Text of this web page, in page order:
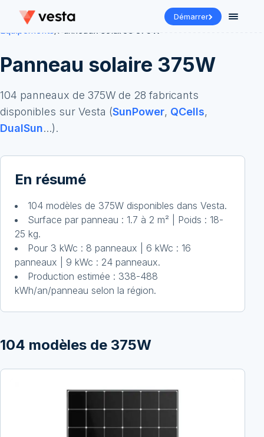
Démarrer
Équipements/Panneaux solaires 375 W
Panneau solaire 375W
104 panneaux de 375W de 28 fabricants
disponibles sur Vesta (SunPower, QCells,
DualSun...).
En résumé
104 modèles de 375W disponibles dans Vesta.
Surface par panneau : 1.7 à 2 m² | Poids : 18-
25 kg.
Pour 3 kWc : 8 panneaux | 6 kWc : 16
panneaux | 9 kWc : 24 panneaux.
Production estimée : 338-488
kWh/an/panneau selon la région.
104 modèles de 375W